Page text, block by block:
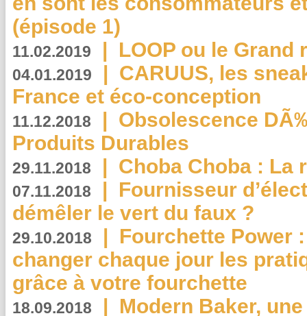
(épisode 1)
11.02.2019 | LOOP ou le Grand
04.01.2019 | CARUUS, les
France et éco-conception
11.12.2018 | Obsolescence
Produits Durables
29.11.2018 | Choba Choba : La
07.11.2018 | Fournisseur
démêler le vert du faux ?
29.10.2018 | Fourchette Power
changer chaque jour les
grâce à votre fourchette
18.09.2018 | Modern Baker,